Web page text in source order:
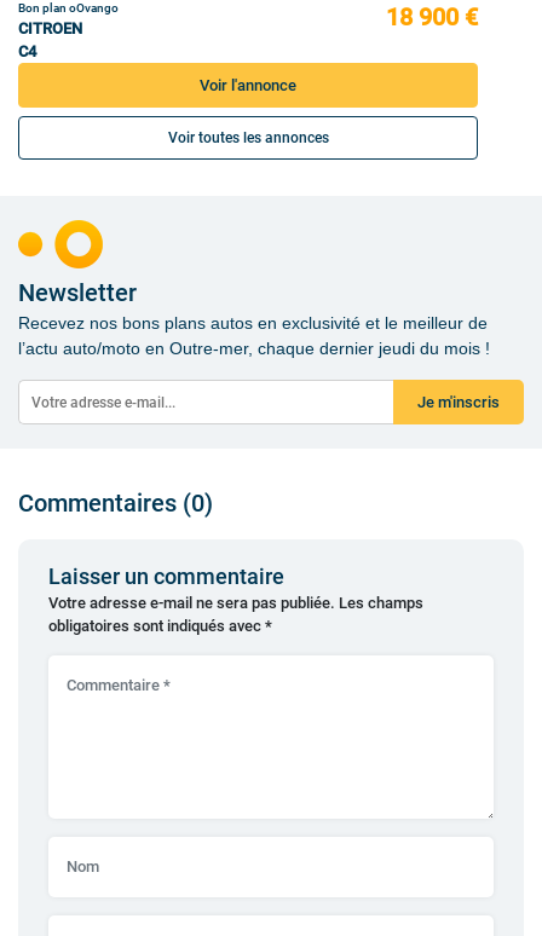
Bon plan oOvango
CITROEN
C4
18 900 €
Voir l'annonce
Voir toutes les annonces
Newsletter
Recevez nos bons plans autos en exclusivité et le meilleur de
l’actu auto/moto en Outre-mer, chaque dernier jeudi du mois !
Je m'inscris
Commentaires (0)
Laisser un commentaire
Votre adresse e-mail ne sera pas publiée. Les champs
obligatoires sont indiqués avec *